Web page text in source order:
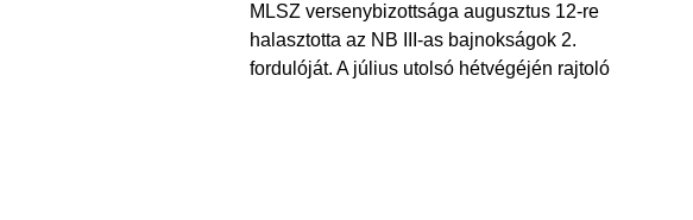
MLSZ versenybizottsága augusztus 12-re
halasztotta az NB III-as bajnokságok 2.
fordulóját. A július utolsó hétvégéjén rajtoló